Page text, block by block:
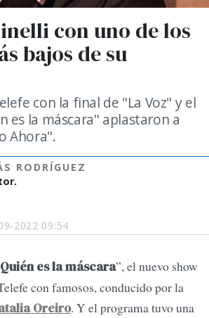
2022 09:54
con uno de los
bajos de su
con la final de "La Voz" y el
es la máscara" aplastaron a
Ahora".
RODRÍGUEZ
Quién es la máscara”, el nuevo show
con famosos, conducido por la
Oreiro. Y el programa tuvo una